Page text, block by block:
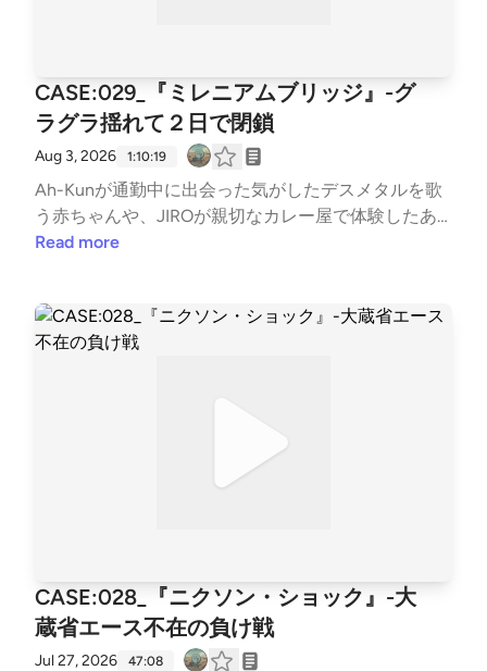
CASE:029_『ミレニアムブリッジ』-グ
ラグラ揺れて２日で閉鎖
Aug 3, 2026 1:10:19
Ah-Kunが通勤中に出会った気がしたデスメタルを歌
う赤ちゃんや、JIROが親切なカレー屋で体験したあ
りがた迷惑なサービスについて笑ったあと、ミレニア
た件の清掃を行いました。橋の補強に携わった方、ナ
イストライ！今回は #科学系ポッドキャストの日 参
Read more
CASE:028_『ニクソン・ショック』-大
蔵省エース不在の負け戦
Jul 27, 2026 47:08